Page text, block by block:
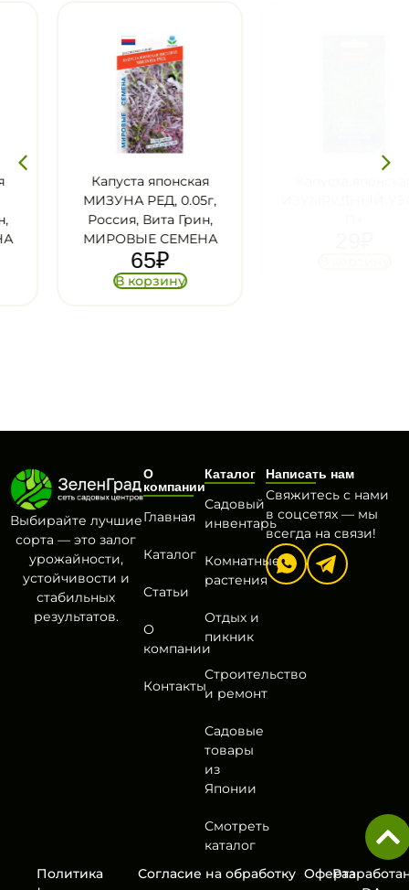
Капуста японская
МИЗУНА РЕД, 0.05г,
Россия, Вита Грин,
МИРОВЫЕ СЕМЕНА
В корзину
Выбирайте лучшие
сорта — это залог
урожайности,
устойчивости и
стабильных
результатов.
О
компании
Главная
Каталог
Статьи
О
компании
Контакты
Каталог
Садовый
инвентарь
Комнатные
растения
Отдых и
пикник
Строительство
и ремонт
Садовые
товары
из
Японии
Смотреть
каталог
Написать нам
Свяжитесь с нами
в соцсетях — мы
всегда на связи!
Политика
Согласие на обработку Оферта